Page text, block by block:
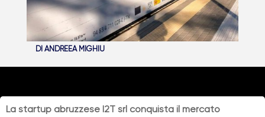
DI ANDREEA MIGHIU
La startup abruzzese I2T srl conquista il mercato